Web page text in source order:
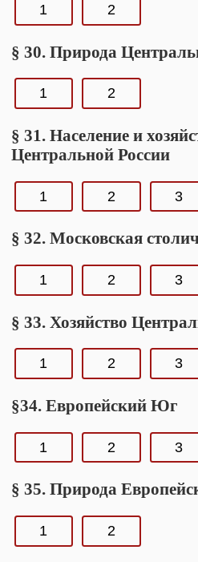
1 2
§ 30. Природа
1 2
§ 31. Население и
Центральной России
1 2 3
§ 32. Московская
1 2 3
§ 33. Хозяйство
1 2 3
§34. Европейский Юг
1 2 3
§ 35. Природа
1 2